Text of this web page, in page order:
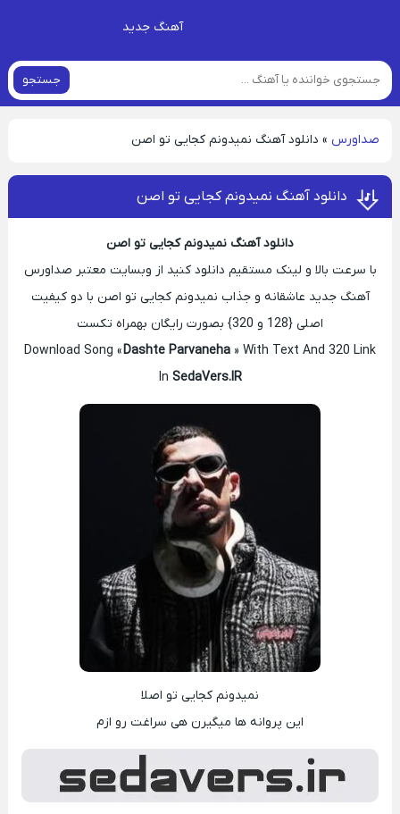
آهنگ جدید
جستجو
صداورس » دانلود آهنگ نمیدونم کجایی تو اصن
دانلود آهنگ نمیدونم کجایی تو اصن
دانلود آهنگ نمیدونم کجایی تو اصن
با سرعت بالا و لینک مستقیم دانلود کنید از وبسایت معتبر صداورس
آهنگ جدید عاشقانه و جذاب نمیدونم کجایی تو اصن با دو کیفیت
اصلی {128 و 320} بصورت رایگان بهمراه تکست
Download Song «Dashte Parvaneha » With Text And 320 Link
In SedaVers.IR
نمیدونم کجایی تو اصلا
این پروانه ها میگیرن هی سراغت رو ازم